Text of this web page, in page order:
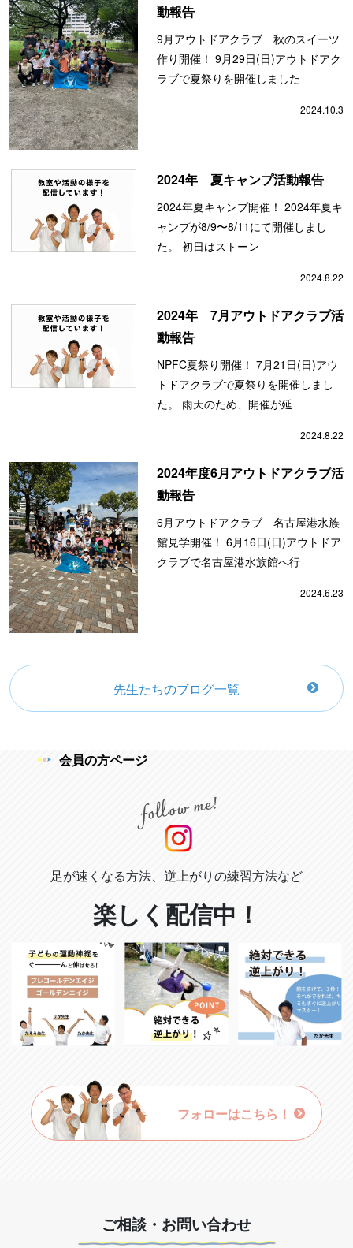
会員の方ページ
動報告
9月アウトドアクラブ 秋のスイーツ
作り開催！ 9月29日(日)アウトドアク
ラブで夏祭りを開催しました
2024.10.3
2024年 夏キャンプ活動報告
2024年夏キャンプ開催！ 2024年夏キ
ャンプが8/9〜8/11にて開催しまし
た。 初日はストーン
2024.8.22
2024年 7月アウトドアクラブ活
動報告
NPFC夏祭り開催！ 7月21日(日)アウ
トドアクラブで夏祭りを開催しまし
た。 雨天のため、開催が延
2024.8.22
2024年度6月アウトドアクラブ活
動報告
6月アウトドアクラブ 名古屋港水族
館見学開催！ 6月16日(日)アウトドア
クラブで名古屋港水族館へ行
2024.6.23
先生たちのブログ一覧
足が速くなる方法、逆上がりの練習方法など
楽しく配信中！
フォローはこちら！
ご相談・お問い合わせ